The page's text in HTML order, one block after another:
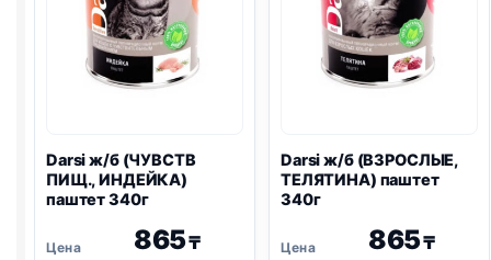
Darsi ж/б (ЧУВСТВ
ПИЩ., ИНДЕЙКА)
паштет 340г
865₸
Darsi ж/б (ВЗРОСЛЫЕ,
ТЕЛЯТИНА) паштет
340г
865₸